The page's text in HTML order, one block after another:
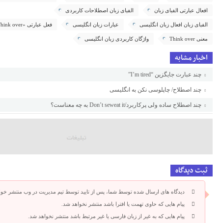
افعال عبارتی الفبای زبان الفبای زبان اصطلاحات کاربردی
الفبای زبان افعال زبان انگلیسی عبارات زبان انگلیسی فعل عبارتی «Think over»
معنی Think over واژگان کاربردی زبان انگلیسی
اخبار مشابه
چند عبارت جایگزین “I’m tired”
چند اصطلاح/ چاپلوسی نکن به انگلیسی
چند اصطلاح ساده ولی پرکاربرد/Don’t seweat it به چه معناست؟
ثبت دیدگاه
دیدگاه های ارسال شده توسط شما، پس از تایید توسط تیم مدیریت در وب منتشر
پیام هایی که حاوی تهمت یا افترا باشد منتشر نخواهد شد.
پیام هایی که به غیر از زبان فارسی یا غیر مرتبط باشد منتشر نخواهد شد.